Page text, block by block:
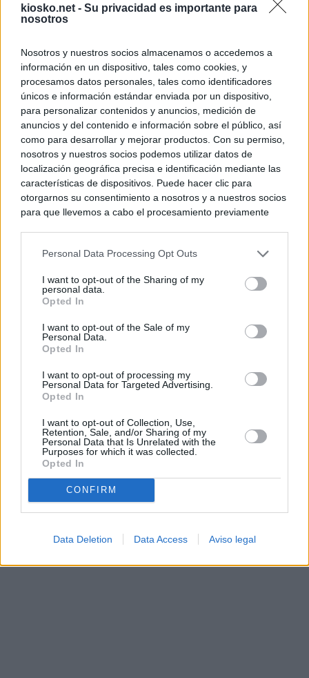
kiosko.net - Su privacidad es importante para
nosotros
Nosotros y nuestros socios almacenamos o accedemos a
información en un dispositivo, tales como cookies, y
procesamos datos personales, tales como identificadores
únicos e información estándar enviada por un dispositivo,
para personalizar contenidos y anuncios, medición de
anuncios y del contenido e información sobre el público, así
como para desarrollar y mejorar productos. Con su permiso,
nosotros y nuestros socios podemos utilizar datos de
localización geográfica precisa e identificación mediante las
características de dispositivos. Puede hacer clic para
otorgarnos su consentimiento a nosotros y a nuestros socios
para que llevemos a cabo el procesamiento previamente
negar su consentimiento. Tenga en cuenta que algún
de su consentimiento, pero usted tiene el derecho de
rechazar tal procesamiento. Sus preferencias se aplicarán
cualquier momento entrando de nuevo en este sitio web o
visitando nuestra política de privacidad.
Personal Data Processing Opt Outs
I want to opt-out of the Sharing of my
personal data.
Opted In
I want to opt-out of the Sale of my
Personal Data.
Opted In
I want to opt-out of processing my
Personal Data for Targeted Advertising.
Opted In
I want to opt-out of Collection, Use,
Retention, Sale, and/or Sharing of my
Personal Data that Is Unrelated with the
Purposes for which it was collected.
Opted In
CONFIRM
Data Deletion Data Access Aviso legal